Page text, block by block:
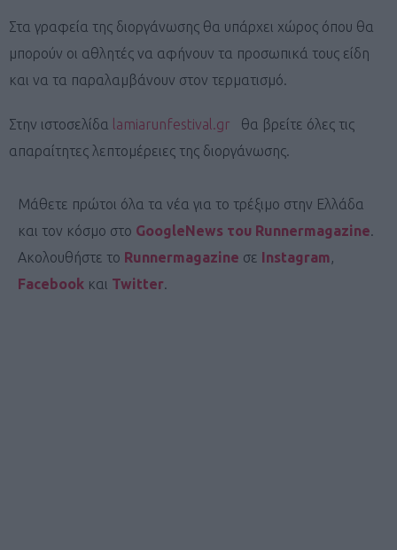
Στα γραφεία της διοργάνωσης θα υπάρχει χώρος όπου θα
μπορούν οι αθλητές να αφήνουν τα προσωπικά τους είδη
και να τα παραλαμβάνουν στον τερματισμό.
Στην ιστοσελίδα lamiarunfestival.gr θα βρείτε όλες τις
απαραίτητες λεπτομέρειες της διοργάνωσης.
Μάθετε πρώτοι όλα τα νέα για το τρέξιμο στην Ελλάδα
και τον κόσμο στο GoogleNews του Runnermagazine.
Ακολουθήστε το Runnermagazine σε Instagram,
Facebook και Twitter.